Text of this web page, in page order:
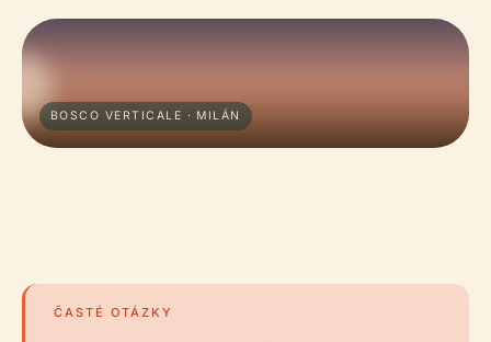
BOSCO VERTICALE · MILÁN
ČASTÉ OTÁZKY